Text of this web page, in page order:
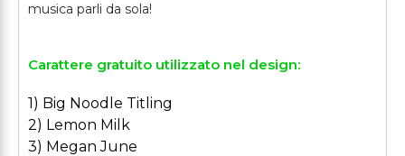
musica parli da sola!
Carattere gratuito utilizzato nel design:
1) Big Noodle Titling
2) Lemon Milk
3) Megan June